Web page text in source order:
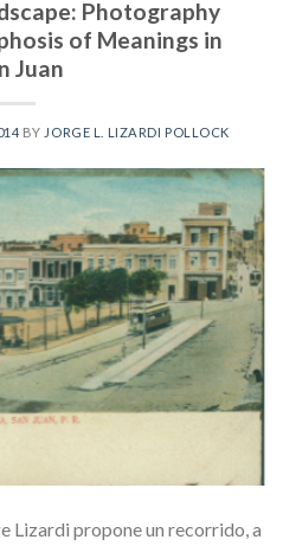
Photography
of Meanings in
Juan
BY JORGE L. LIZARDI POLLOCK
Lizardi propone un recorrido, a